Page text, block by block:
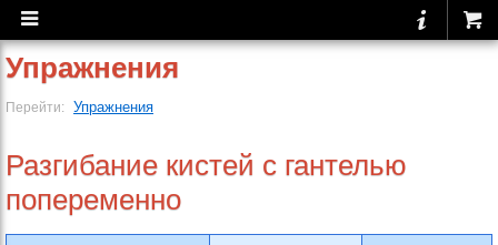
Упражнения
Перейти: Упражнения
Разгибание кистей с гантелью
попеременно